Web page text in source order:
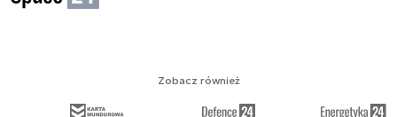
Zobacz również